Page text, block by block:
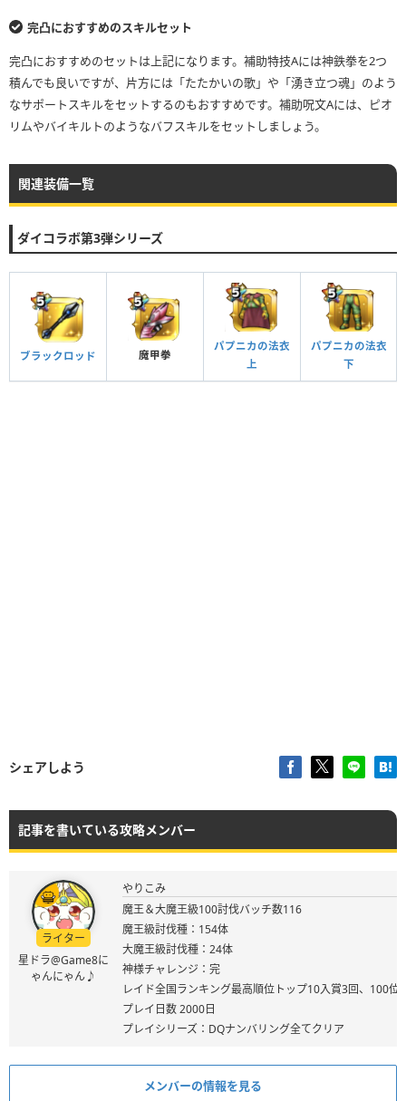
完凸におすすめのスキルセット
完凸におすすめのセットは上記になります。補助特技Aには神鉄拳を2つ
積んでも良いですが、片方には「たたかいの歌」や「湧き立つ魂」のよう
なサポートスキルをセットするのもおすすめです。補助呪文Aには、ピオ
リムやバイキルトのようなバフスキルをセットしましょう。
関連装備一覧
ダイコラボ第3弾シリーズ
ブラックロッド 魔甲拳
パプニカの法衣
上
パプニカの法衣
下
シェアしよう
記事を書いている攻略メンバー
ライター
星ドラ@Game8に
ゃんにゃん♪
やりこみ
魔王＆大魔王級100討伐バッチ数116
魔王級討伐種：154体
大魔王級討伐種：24体
神様チャレンジ：完
レイド全国ランキング最高順位トップ10入賞3回、100位
プレイ日数 2000日
プレイシリーズ：DQナンバリング全てクリア
メンバーの情報を見る